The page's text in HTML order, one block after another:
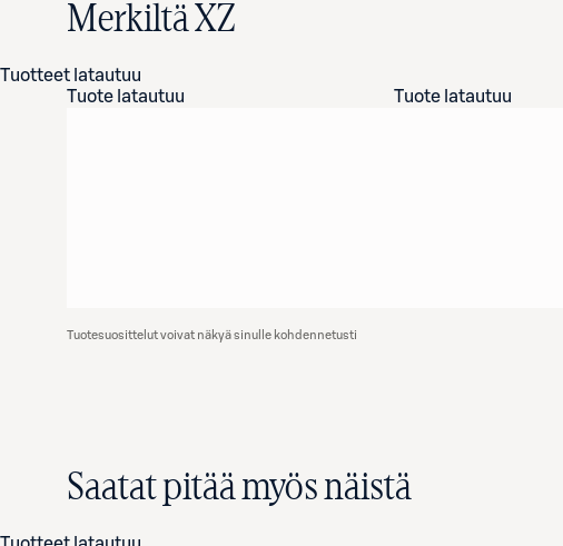
Merkiltä XZ
Tuotteet latautuu
Tuote latautuu
Tuote latautuu
Tuotesuosittelut voivat näkyä sinulle kohdennetusti
Saatat pitää myös näistä